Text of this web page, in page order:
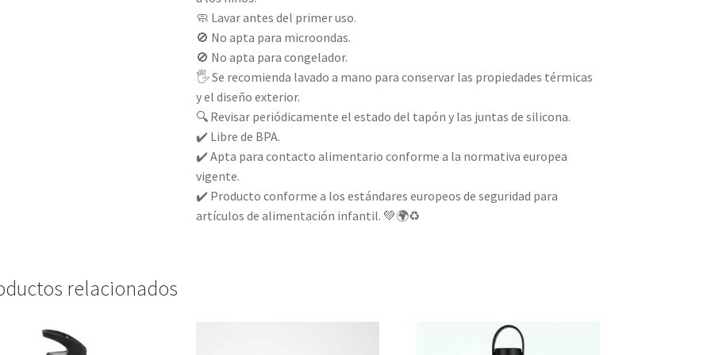
🧼 Lavar antes del primer uso.
🚫 No apta para microondas.
🚫 No apta para congelador.
🖐️ Se recomienda lavado a mano para conservar las propiedades térmicas
y el diseño exterior.
🔍 Revisar periódicamente el estado del tapón y las juntas de silicona.
✔️ Libre de BPA.
✔️ Apta para contacto alimentario conforme a la normativa europea
vigente.
✔️ Producto conforme a los estándares europeos de seguridad para
artículos de alimentación infantil. 💚🌍♻️
relacionados